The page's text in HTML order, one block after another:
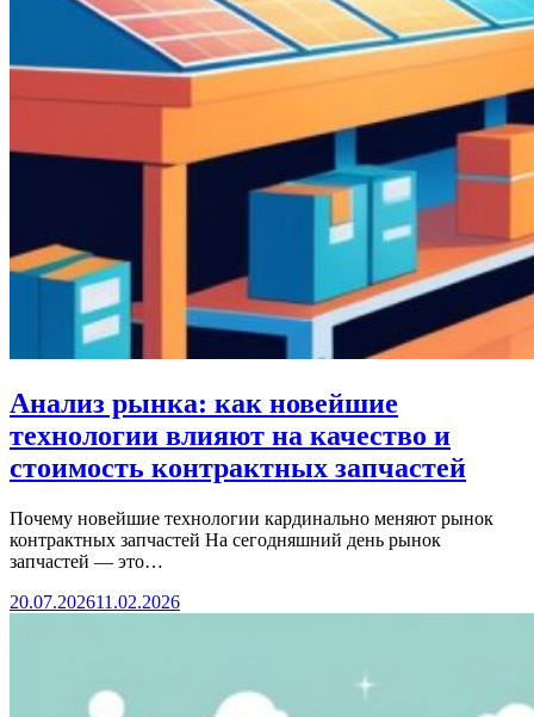
Анализ рынка: как новейшие
технологии влияют на качество и
стоимость контрактных запчастей
Почему новейшие технологии кардинально меняют рынок
контрактных запчастей На сегодняшний день рынок
запчастей — это…
20.07.202611.02.2026